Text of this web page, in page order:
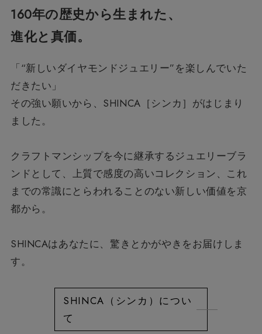
160年の歴史から生まれた、
進化と真価。
「“新しいダイヤモンドジュエリー”を楽しんでいた
だきたい」
その強い願いから、SHINCA［シンカ］がはじまり
ました。
クラフトマンシップを今に継承するジュエリーブラ
ンドとして、 上質で感度の高いコレクション、 これ
までの常識にとらわれることのない新しい価値を京
都から。
SHINCAはあなたに、驚きとかがやきをお届けしま
す。
SHINCA（シンカ）につい
て